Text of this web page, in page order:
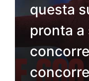
questa
pronta a